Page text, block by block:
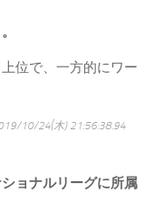
位で、一方的にワー
10/24(木) 21:56:38.94
ョナルリーグに所属